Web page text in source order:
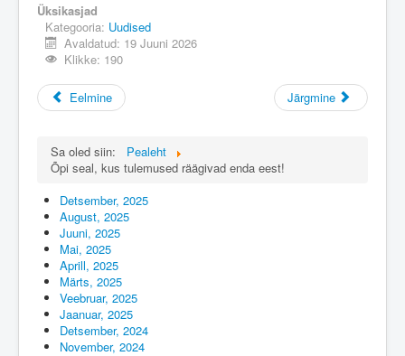
Üksikasjad
Kategooria: Uudised
Avaldatud: 19 Juuni 2026
Klikke: 190
Eelmine Järgmine
Sa oled siin:
Pealeht
Õpi seal, kus tulemused räägivad enda eest!
Detsember, 2025
August, 2025
Juuni, 2025
Mai, 2025
Aprill, 2025
Märts, 2025
Veebruar, 2025
Jaanuar, 2025
Detsember, 2024
November, 2024